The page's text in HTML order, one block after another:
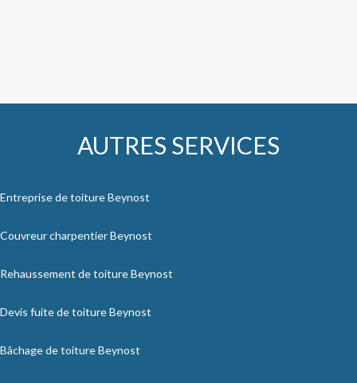
AUTRES SERVICES
Entreprise de toiture Beynost
Couvreur charpentier Beynost
Rehaussement de toiture Beynost
Devis fuite de toiture Beynost
Bâchage de toiture Beynost